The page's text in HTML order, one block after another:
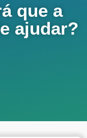
que a
ajudar?